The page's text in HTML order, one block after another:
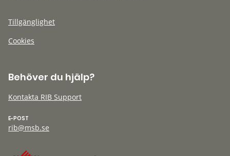
Tillgänglighet
Cookies
Behöver du hjälp?
Kontakta RIB Support
E-POST
rib@msb.se